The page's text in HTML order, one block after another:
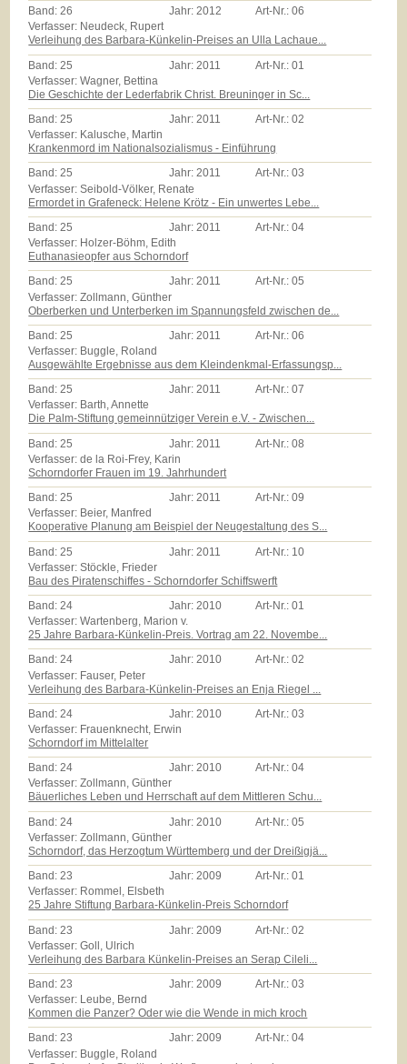
Band:26 Jahr:2012 Art-Nr.:06
Verfasser: Neudeck, Rupert
Verleihung des Barbara-Künkelin-Preises an Ulla Lachaue...
Band: 25 Jahr: 2011 Art-Nr.:01
Verfasser: Wagner, Bettina
Die Geschichte der Lederfabrik Christ. Breuninger in Sc...
Band:25 Jahr:2011 Art-Nr.:02
Verfasser: Kalusche, Martin
Krankenmord im Nationalsozialismus - Einführung
Band:25 Jahr:2011 Art-Nr.:03
Verfasser: Seibold-Völker, Renate
Ermordet in Grafeneck: Helene Krötz - Ein unwertes Lebe...
Band:25 Jahr:2011 Art-Nr.:04
Verfasser: Holzer-Böhm, Edith
Euthanasieopfer aus Schorndorf
Band:25 Jahr:2011 Art-Nr.:05
Verfasser: Zollmann, Günther
Oberberken und Unterberken im Spannungsfeld zwischen de...
Band: 25 Jahr: 2011 Art-Nr.:06
Verfasser: Buggle, Roland
Ausgewählte Ergebnisse aus dem Kleindenkmal-Erfassungsp...
Band:25 Jahr:2011 Art-Nr.:07
Verfasser: Barth, Annette
Die Palm-Stiftung gemeinnütziger Verein e.V. - Zwischen...
Band: 25 Jahr: 2011 Art-Nr.:08
Verfasser: de la Roi-Frey, Karin
Schorndorfer Frauen im 19. Jahrhundert
Band:25 Jahr:2011 Art-Nr.:09
Verfasser: Beier, Manfred
Kooperative Planung am Beispiel der Neugestaltung des S...
Band: 25 Jahr: 2011 Art-Nr.: 10
Verfasser: Stöckle, Frieder
Bau des Piratenschiffes - Schorndorfer Schiffswerft
Band:24 Jahr:2010 Art-Nr.:01
Verfasser: Wartenberg, Marion v.
25 Jahre Barbara-Künkelin-Preis. Vortrag am 22. Novembe...
Band:24 Jahr:2010 Art-Nr.:02
Verfasser: Fauser, Peter
Verleihung des Barbara-Künkelin-Preises an Enja Riegel ...
Band:24 Jahr:2010 Art-Nr.:03
Verfasser: Frauenknecht, Erwin
Schorndorf im Mittelalter
Band:24 Jahr:2010 Art-Nr.:04
Verfasser: Zollmann, Günther
Bäuerliches Leben und Herrschaft auf dem Mittleren Schu...
Band: 24 Jahr: 2010 Art-Nr.:05
Verfasser: Zollmann, Günther
Schorndorf, das Herzogtum Württemberg und der Dreißigjä...
Band:23 Jahr:2009 Art-Nr.:01
Verfasser: Rommel, Elsbeth
25 Jahre Stiftung Barbara-Künkelin-Preis Schorndorf
Band: 23 Jahr: 2009 Art-Nr.:02
Verfasser: Goll, Ulrich
Verleihung des Barbara Künkelin-Preises an Serap Cileli...
Band:23 Jahr:2009 Art-Nr.:03
Verfasser: Leube, Bernd
Kommen die Panzer? Oder wie die Wende in mich kroch
Band:23 Jahr:2009 Art-Nr.:04
Verfasser: Buggle, Roland